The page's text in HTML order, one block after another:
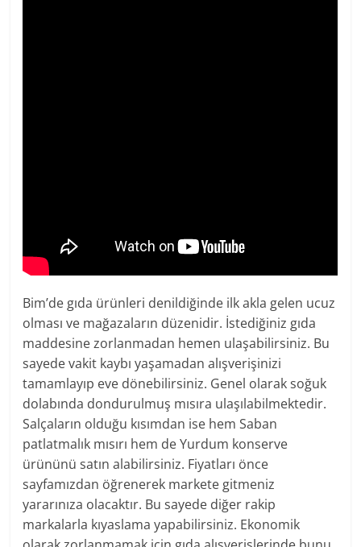
Bim’de gıda ürünleri denildiğinde ilk akla gelen ucuz
olması ve mağazaların düzenidir. İstediğiniz gıda
maddesine zorlanmadan hemen ulaşabilirsiniz. Bu
sayede vakit kaybı yaşamadan alışverişinizi
tamamlayıp eve dönebilirsiniz. Genel olarak soğuk
dolabında dondurulmuş mısıra ulaşılabilmektedir.
Salçaların olduğu kısımdan ise hem Saban
patlatmalık mısırı hem de Yurdum konserve
ürününü satın alabilirsiniz. Fiyatları önce
sayfamızdan öğrenerek markete gitmeniz
yararınıza olacaktır. Bu sayede diğer rakip
markalarla kıyaslama yapabilirsiniz. Ekonomik